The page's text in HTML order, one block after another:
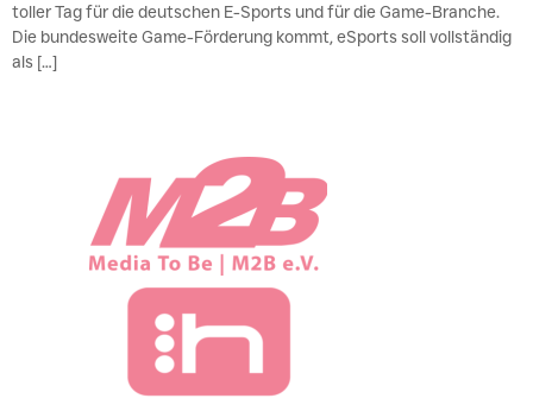
toller Tag für die deutschen E-Sports und für die Game-Branche.
Die bundesweite Game-Förderung kommt, eSports soll vollständig
als […]